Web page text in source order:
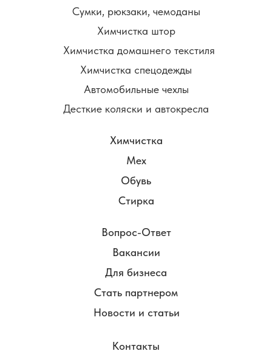
Сумки, рюкзаки, чемоданы
Химчистка штор
Химчистка домашнего текстиля
Химчистка спецодежды
Автомобильные чехлы
Десткие коляски и автокресла
Контакты
Химчистка
Мех
Обувь
Стирка
Вопрос-Ответ
Вакансии
Для бизнеса
Стать партнером
Новости и статьи